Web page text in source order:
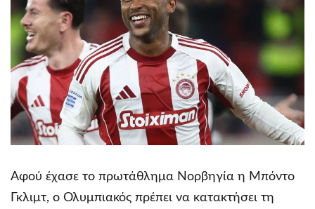
Αφού έχασε το πρωτάθλημα Νορβηγία η Μπόντο
Γκλιμτ, ο Ολυμπιακός πρέπει να κατακτήσει τη